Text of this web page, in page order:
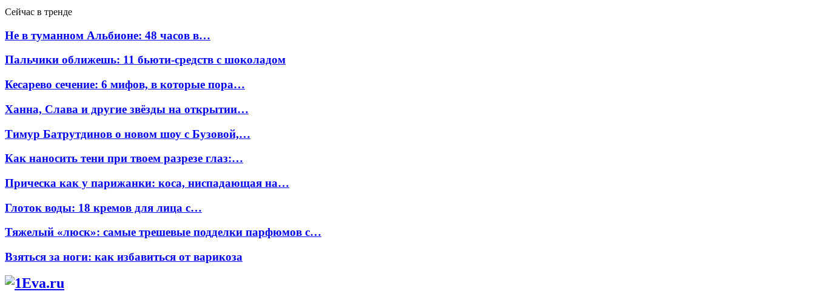
Сейчас в тренде
Не в туманном Альбионе: 48 часов в…
Пальчики оближешь: 11 бьюти-средств с шоколадом
Кесарево сечение: 6 мифов, в которые пора…
Ханна, Слава и другие звёзды на открытии…
Тимур Батрутдинов о новом шоу с Бузовой,…
Как наносить тени при твоем разрезе глаз:…
Прическа как у парижанки: коса, ниспадающая на…
Глоток воды: 18 кремов для лица с…
Тяжелый «люск»: самые трешевые подделки парфюмов с…
Взяться за ноги: как избавиться от варикоза